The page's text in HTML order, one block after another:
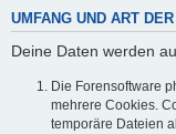
UMFANG UND ART
Deine Daten werden
Die Forensoftware
mehrere Cookies.
temporäre Dateien